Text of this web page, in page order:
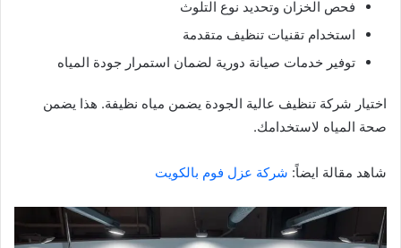
فحص الخزان وتحديد نوع التلوث
استخدام تقنيات تنظيف متقدمة
توفير خدمات صيانة دورية لضمان استمرار جودة المياه
اختيار شركة تنظيف عالية الجودة يضمن مياه نظيفة. هذا يضمن
صحة المياه لاستخدامك.
شاهد مقالة ايضاً: شركة عزل فوم بالكويت